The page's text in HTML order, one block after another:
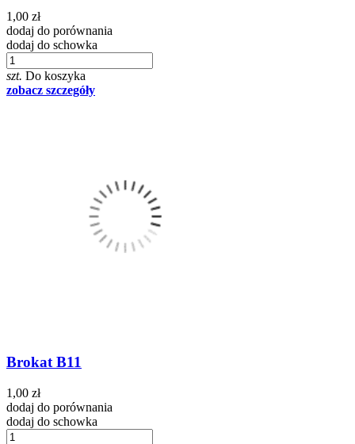
1,00 zł
dodaj do porównania
dodaj do schowka
szt. Do koszyka
zobacz szczegóły
Brokat B11
1,00 zł
dodaj do porównania
dodaj do schowka